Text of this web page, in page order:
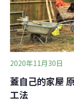
型的公共藝術案
得首獎，就此正
2020年11月30日
蓋自己的家屋
工法